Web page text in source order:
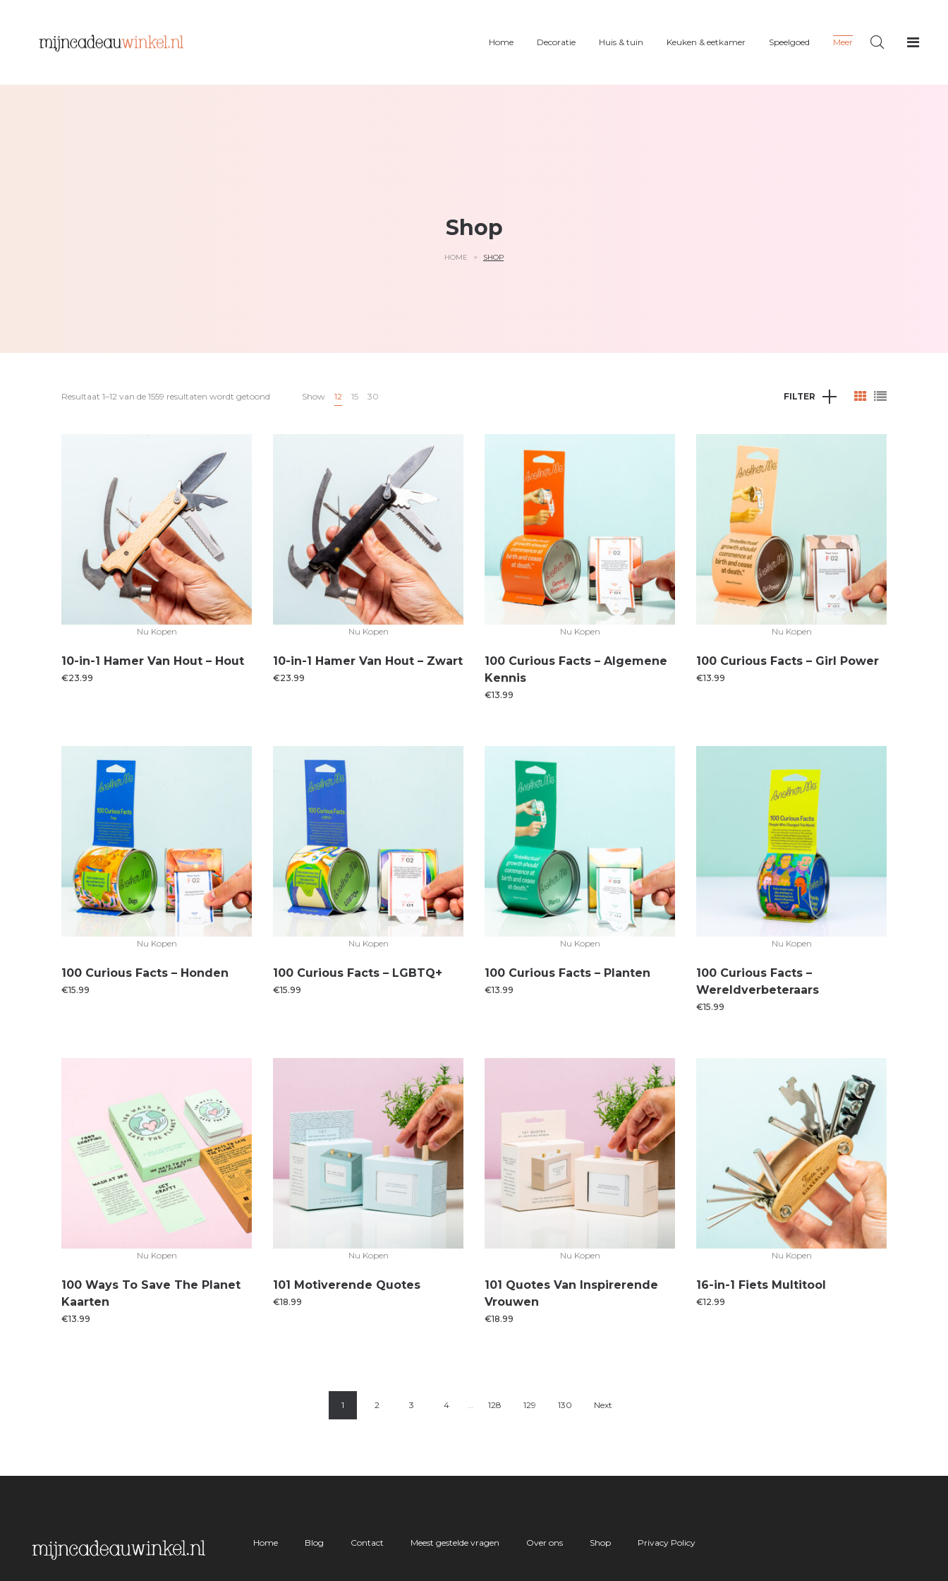
Home Decoratie Huis & tuin Keuken & eetkamer Speelgoed Meer
Shop
HOME > SHOP
Resultaat 1–12 van de 1559 resultaten wordt getoond Show 12 15 30 FILTER
Nu Kopen
10-in-1 Hamer Van Hout – Hout
€23.99
Nu Kopen
10-in-1 Hamer Van Hout – Zwart
€23.99
Nu Kopen
100 Curious Facts – Algemene
Kennis
€13.99
Nu Kopen
100 Curious Facts – Girl Power
€13.99
Nu Kopen
100 Curious Facts – Honden
€15.99
Nu Kopen
100 Curious Facts – LGBTQ+
€15.99
Nu Kopen
100 Curious Facts – Planten
€13.99
Nu Kopen
100 Curious Facts –
Wereldverbeteraars
€15.99
Nu Kopen
100 Ways To Save The Planet
Kaarten
€13.99
Nu Kopen
101 Motiverende Quotes
€18.99
Nu Kopen
101 Quotes Van Inspirerende
Vrouwen
€18.99
Nu Kopen
16-in-1 Fiets Multitool
€12.99
1 2 3 4 … 128 129 130 Next
Home Blog Contact Meest gestelde vragen Over ons Shop Privacy Policy